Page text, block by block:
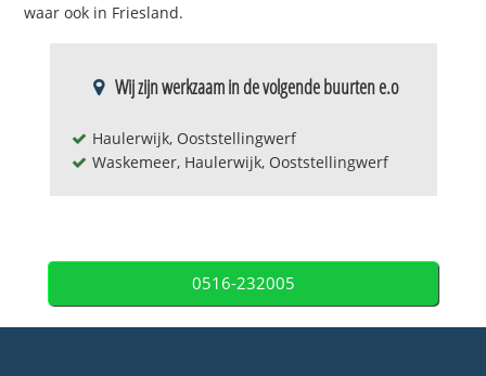
waar ook in Friesland.
Wij zijn werkzaam in de volgende buurten e.o
Haulerwijk, Ooststellingwerf
Waskemeer, Haulerwijk, Ooststellingwerf
0516-232005